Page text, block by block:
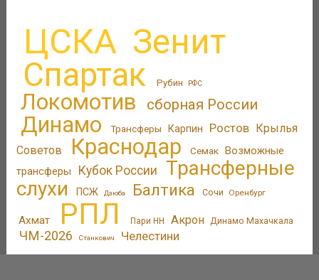
ЦСКА Зенит
Спартак Рубин РФС
Локомотив сборная России
Динамо Трансферы Карпин Ростов Крылья
Советов
Краснодар Семак Возможные
трансферы
Кубок России
Трансферные
слухи
ПСЖ Дзюба Балтика Сочи Оренбург
Ахмат РПЛ Пари НН Акрон Динамо Махачкала
ЧМ-2026 Станкович Челестини